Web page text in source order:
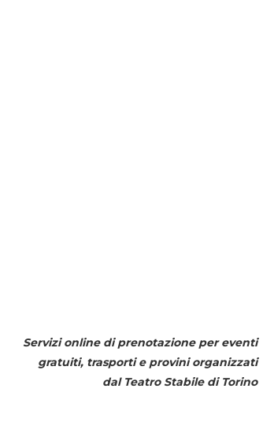
Servizi online di prenotazione per eventi
gratuiti, trasporti e provini organizzati
dal Teatro Stabile di Torino